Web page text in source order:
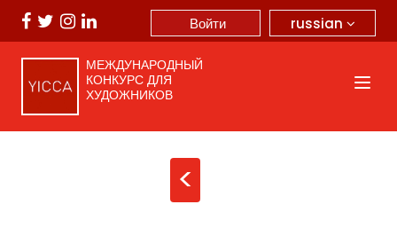
russian
Войти
МЕЖДУНАРОДНЫЙ
КОНКУРС ДЛЯ
ХУДОЖНИКОВ
<